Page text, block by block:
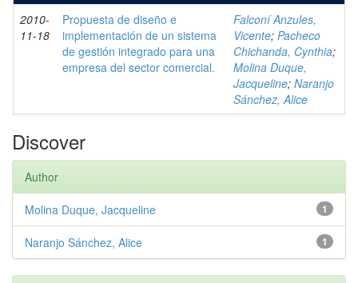
2010-
11-18
Propuesta de diseño e
implementación de un sistema
de gestión integrado para una
empresa del sector comercial.
Falconí Anzules,
Vicente; Pacheco
Chichanda, Cynthia;
Molina Duque,
Jacqueline; Naranjo
Sánchez, Alice
Discover
Author
1
Molina Duque, Jacqueline
1
Naranjo Sánchez, Alice